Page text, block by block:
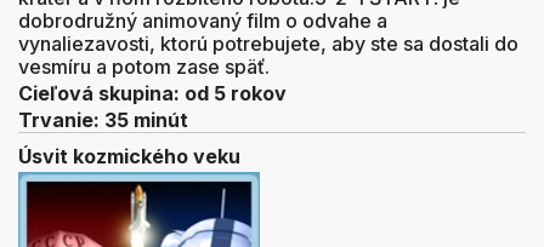
dobrodružný animovaný film o odvahe a
vynaliezavosti, ktorú potrebujete, aby ste sa dostali do
vesmíru a potom zase späť.
Cieľová skupina: od 5 rokov
Trvanie: 35 minút
Úsvit kozmického veku